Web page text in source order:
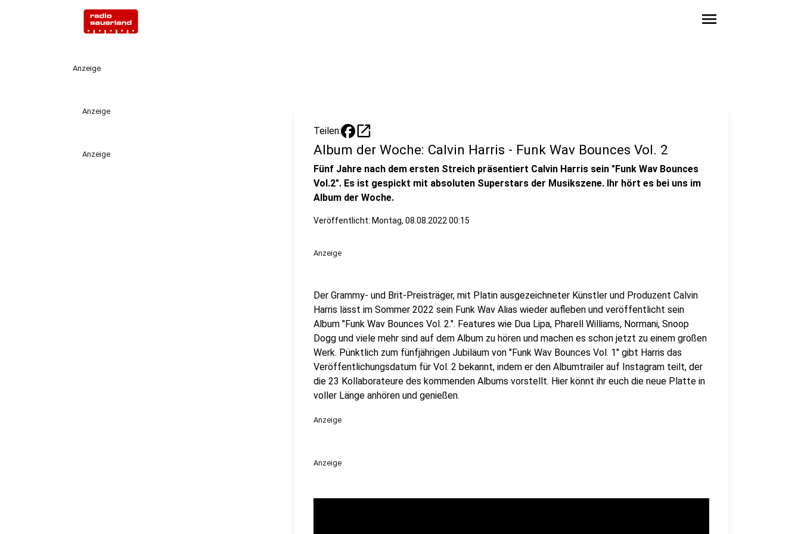
menu
Anzeige
Anzeige
Anzeige
Teilen: open_in_new
Album der Woche: Calvin Harris - Funk Wav Bounces Vol. 2
Fünf Jahre nach dem ersten Streich präsentiert Calvin Harris sein "Funk Wav Bounces
Vol.2". Es ist gespickt mit absoluten Superstars der Musikszene. Ihr hört es bei uns im
Album der Woche.
Veröffentlicht: Montag, 08.08.2022 00:15
Anzeige
Der Grammy- und Brit-Preisträger, mit Platin ausgezeichneter Künstler und Produzent Calvin
Harris lässt im Sommer 2022 sein Funk Wav Alias wieder aufleben und veröffentlicht sein
Album "Funk Wav Bounces Vol. 2.". Features wie Dua Lipa, Pharell Williams, Normani, Snoop
Dogg und viele mehr sind auf dem Album zu hören und machen es schon jetzt zu einem großen
Werk. Pünktlich zum fünfjährigen Jubiläum von "Funk Wav Bounces Vol. 1" gibt Harris das
Veröffentlichungsdatum für Vol. 2 bekannt, indem er den Albumtrailer auf Instagram teilt, der
die 23 Kollaborateure des kommenden Albums vorstellt. Hier könnt ihr euch die neue Platte in
voller Länge anhören und genießen.
Anzeige
Anzeige